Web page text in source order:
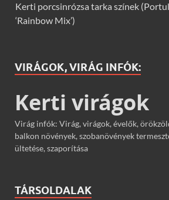
Kerti porcsinrózsa tarka színek
‘Rainbow Mix’)
VIRÁGOK, VIRÁG INFÓK:
Kerti virágok
Virág infók: Virág, virágok, évelők,
balkon növények, szobanövények
ültetése, szaporítása
TÁRSOLDALAK